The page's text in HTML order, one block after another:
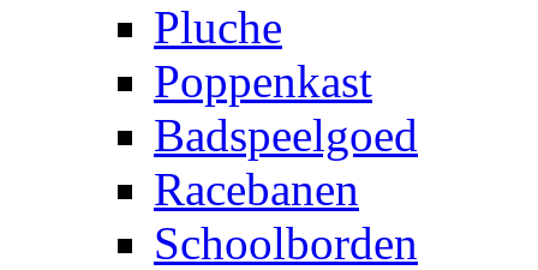
Pluche
Poppenkast
Badspeelgoed
Racebanen
Schoolborden